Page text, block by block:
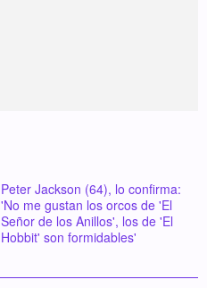
Peter Jackson (64), lo confirma:
'No me gustan los orcos de 'El
Señor de los Anillos', los de 'El
Hobbit' son formidables'